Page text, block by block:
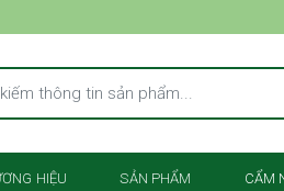
HIỆU SẢN PHẨM CẨM